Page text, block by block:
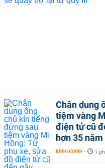
Chân dung
tiệm vàng
điện tử cũ
hơn 35
KINH DOANH - 1